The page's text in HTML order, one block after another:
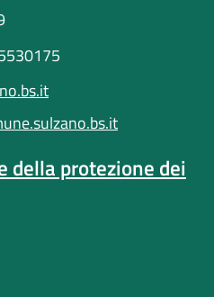
della protezione dei